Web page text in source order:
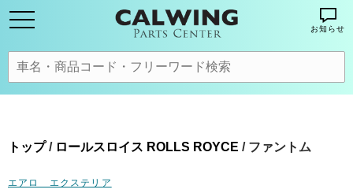
お知らせ
トップ/ ロールスロイス ROLLS ROYCE / ファントム
エアロ エクステリア